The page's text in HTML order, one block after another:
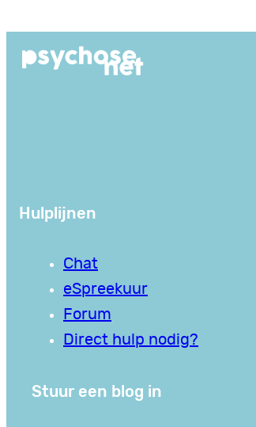
de
Hulplijnen
Chat
eSpreekuur
Forum
Direct hulp nodig?
Stuur een blog in